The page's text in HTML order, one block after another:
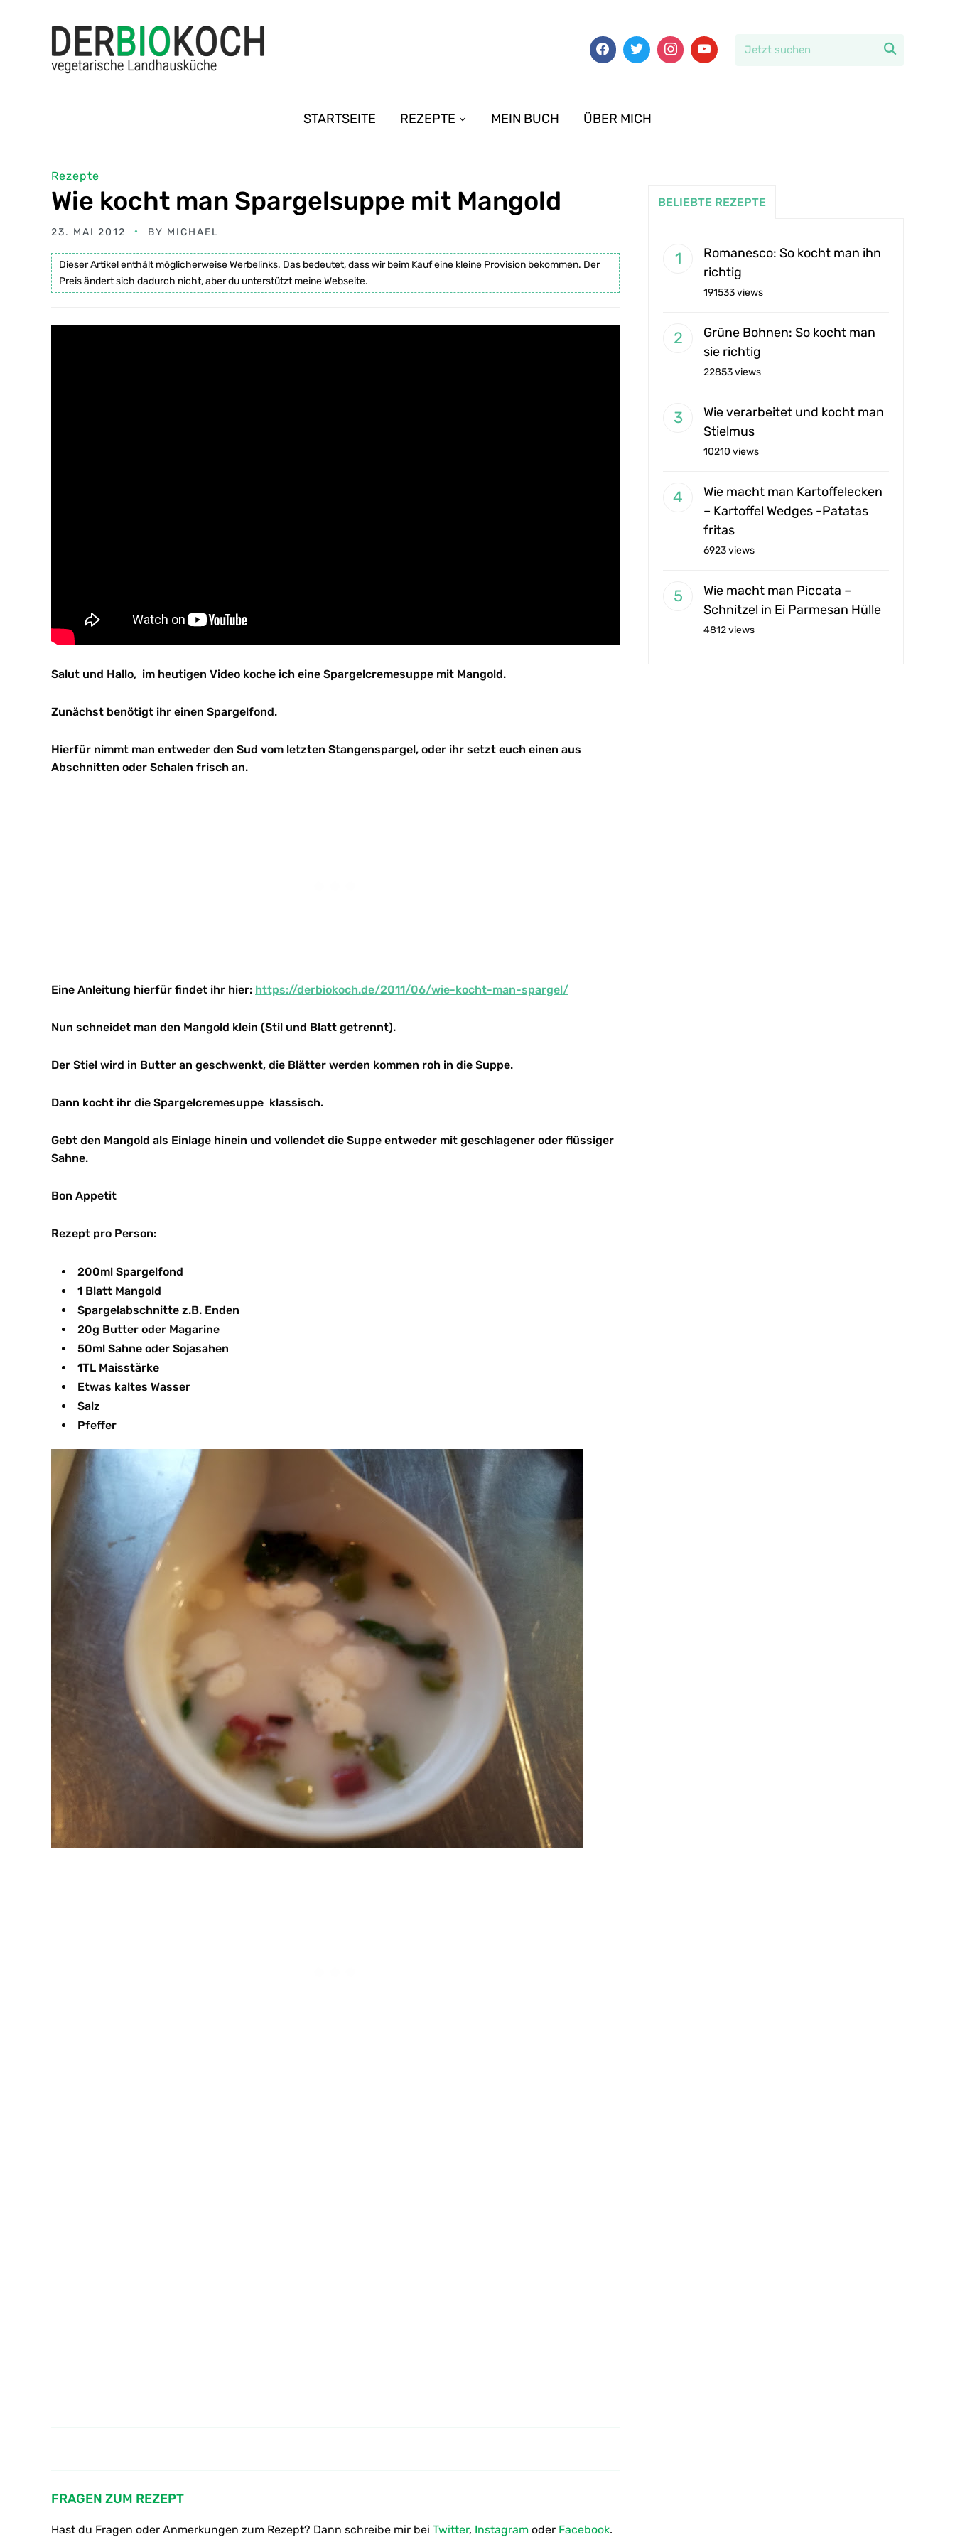

STARTSEITE REZEPTE MEIN BUCH ÜBER MICH
Rezepte
Wie kocht man Spargelsuppe mit Mangold
23. MAI 2012 BY MICHAEL
Dieser Artikel enthält möglicherweise Werbelinks. Das bedeutet, dass wir beim Kauf eine kleine Provision bekommen. Der
Preis ändert sich dadurch nicht, aber du unterstützt meine Webseite.
Salut und Hallo, im heutigen Video koche ich eine Spargelcremesuppe mit Mangold.
Zunächst benötigt ihr einen Spargelfond.
Hierfür nimmt man entweder den Sud vom letzten Stangenspargel, oder ihr setzt euch einen aus
Abschnitten oder Schalen frisch an.
Eine Anleitung hierfür findet ihr hier: https://derbiokoch.de/2011/06/wie-kocht-man-spargel/
Nun schneidet man den Mangold klein (Stil und Blatt getrennt).
Der Stiel wird in Butter an geschwenkt, die Blätter werden kommen roh in die Suppe.
Dann kocht ihr die Spargelcremesuppe klassisch.
Gebt den Mangold als Einlage hinein und vollendet die Suppe entweder mit geschlagener oder flüssiger
Sahne.
Bon Appetit
Rezept pro Person:
200ml Spargelfond
1 Blatt Mangold
Spargelabschnitte z.B. Enden
20g Butter oder Magarine
50ml Sahne oder Sojasahen
1TL Maisstärke
Etwas kaltes Wasser
Salz
Pfeffer
FRAGEN ZUM REZEPT
Hast du Fragen oder Anmerkungen zum Rezept? Dann schreibe mir bei Twitter, Instagram oder Facebook.
BELIEBTE REZEPTE
Romanesco: So kocht man ihn
richtig
191533 views
Grüne Bohnen: So kocht man
sie richtig
22853 views
Wie verarbeitet und kocht man
Stielmus
10210 views
Wie macht man Kartoffelecken
– Kartoffel Wedges -Patatas
fritas
6923 views
Wie macht man Piccata –
Schnitzel in Ei Parmesan Hülle
4812 views